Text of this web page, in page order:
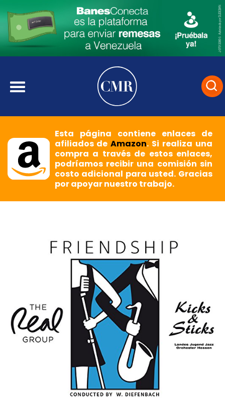
Esta página contiene enlaces de
afiliados deAmazon. Si realiza una
compra a través de estos enlaces,
podríamos recibir una comisión sin
costo adicional para usted. Gracias
por apoyar nuestro trabajo.